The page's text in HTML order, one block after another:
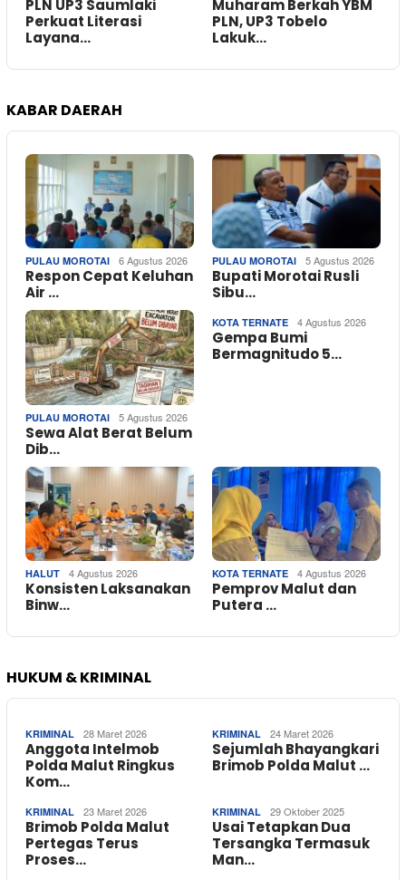
PLN UP3 Saumlaki
Perkuat Literasi
Layana…
Muharam Berkah YBM
PLN, UP3 Tobelo
Lakuk…
KABAR DAERAH
PULAU MOROTAI 6 Agustus 2026
Respon Cepat Keluhan
Air …
PULAU MOROTAI 5 Agustus 2026
Bupati Morotai Rusli
Sibu…
PULAU MOROTAI 5 Agustus 2026
Sewa Alat Berat Belum
Dib…
KOTA TERNATE 4 Agustus 2026
Gempa Bumi
Bermagnitudo 5…
HALUT 4 Agustus 2026
Konsisten Laksanakan
Binw…
KOTA TERNATE 4 Agustus 2026
Pemprov Malut dan
Putera …
HUKUM & KRIMINAL
KRIMINAL 28 Maret 2026
Anggota Intelmob
Polda Malut Ringkus
Kom…
KRIMINAL 24 Maret 2026
Sejumlah Bhayangkari
Brimob Polda Malut …
KRIMINAL 23 Maret 2026
Brimob Polda Malut
Pertegas Terus
Proses…
KRIMINAL 29 Oktober 2025
Usai Tetapkan Dua
Tersangka Termasuk
Man…